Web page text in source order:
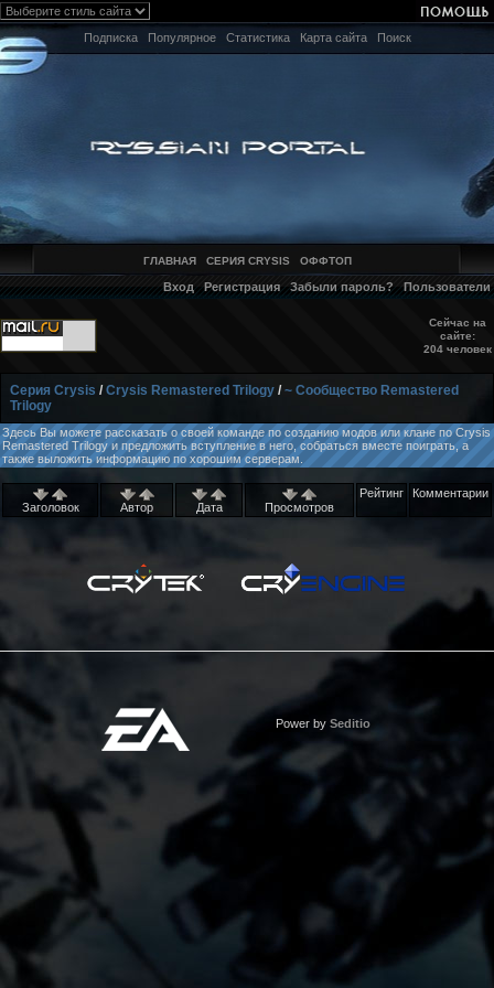
Подписка Популярное Статистика Карта сайта Поиск
ГЛАВНАЯ СЕРИЯ CRYSIS ОФФТОП
Вход Регистрация Забыли пароль? Пользователи
Сейчас на
сайте:
204 человек
Серия Crysis /Crysis Remastered Trilogy /~ Сообщество Remastered
Trilogy
Здесь Вы можете рассказать о своей команде по созданию модов или клане по Crysis
Remastered Trilogy и предложить вступление в него, собраться вместе поиграть, а
также выложить информацию по хорошим серверам.
Заголовок Автор Дата Просмотров
Рейтинг Комментарии
Power by Seditio